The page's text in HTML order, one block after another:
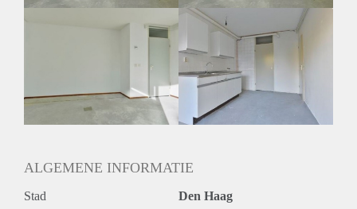
Oplevering
ALGEMENE INFORMATIE
Stad Den Haag